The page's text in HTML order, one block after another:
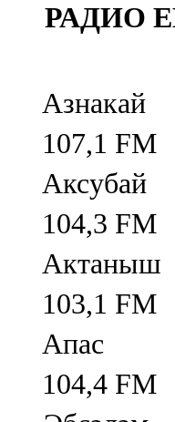
РАДИО
Азнакай
107,1 FM
Аксубай
104,3 FM
Актаныш
103,1 FM
Апас
104,4 FM